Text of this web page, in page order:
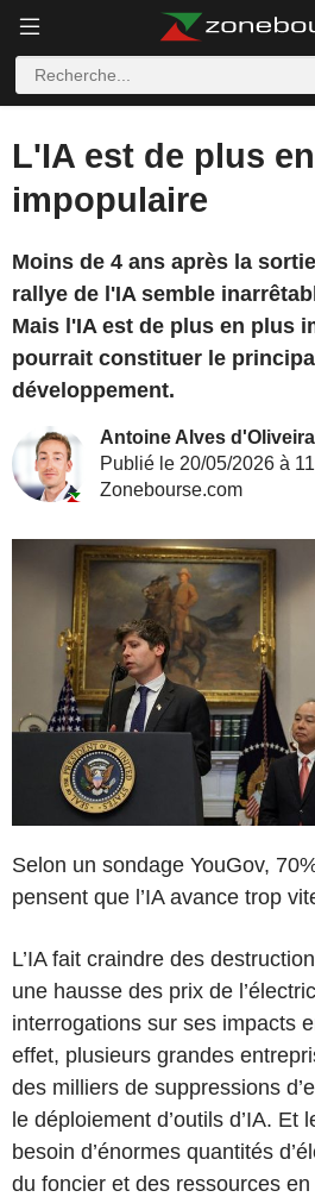
L'IA est de plus
impopulaire
Moins de 4 ans après la
rallye de l'IA semble
Mais l'IA est de plus en plus
pourrait constituer le
développement.
Antoine Alves d'Oliveira
Publié le 20/05/2026 à
Zonebourse.com
Selon un sondage YouGov,
pensent que l’IA avance trop
L’IA fait craindre des
une hausse des prix de
interrogations sur ses impacts
effet, plusieurs grandes
des milliers de suppressions
le déploiement d’outils d’IA. Et
besoin d’énormes quantités
du foncier et des ressources en